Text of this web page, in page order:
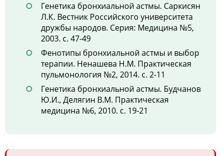
Генетика бронхиальной астмы. Саркисян
Л.К. Вестник Российского университета
дружбы народов. Серия: Медицина №5,
2003. с. 47-49
Фенотипы бронхиальной астмы и выбор
терапии. Ненашева Н.М. Практическая
пульмонология №2, 2014. с. 2-11
Генетика бронхиальной астмы. Будчанов
Ю.И., Делягин В.М. Практическая
медицина №6, 2010. с. 19-21